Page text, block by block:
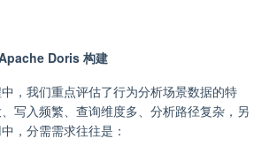
Doris 构建
，我们重点评估了行为分析场景数据的特
写入频繁、查询维度多、分析路径复杂 ，另
，分需需求往往是 ：